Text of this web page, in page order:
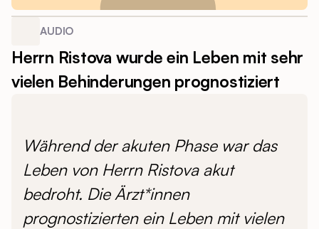
AUDIO
Herrn Ristova wurde ein Leben mit sehr
vielen Behinderungen prognostiziert
Während der akuten Phase war das
Leben von Herrn Ristova akut
bedroht. Die Ärzt*innen
prognostizierten ein Leben mit vielen